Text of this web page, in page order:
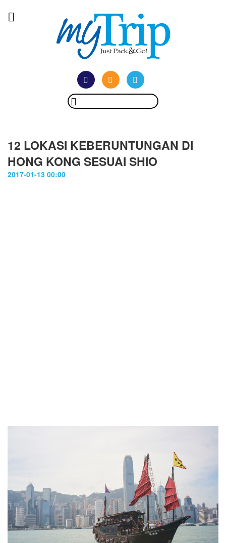
12 LOKASI KEBERUNTUNGAN DI
HONG KONG SESUAI SHIO
2017-01-13 00:00